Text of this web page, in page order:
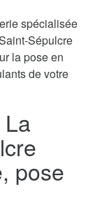
spécialisée
Sépulcre
la pose en
de votre
pose